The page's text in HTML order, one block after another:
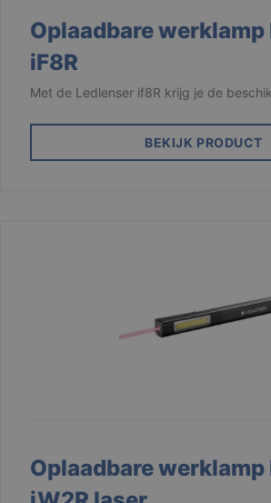
Oplaadbare
iF8R
Met de Ledlenser if8R krijg je de
BEKIJK PRODUCT
Oplaadbare